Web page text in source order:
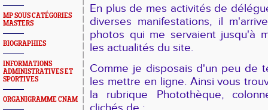
MP SOUS CATÉGORIES
MASTERS
BIOGRAPHIES
INFORMATIONS
ADMINISTRATIVES ET
SPORTIVES
ORGANIGRAMME CNAM
En plus de mes activités de
diverses manifestations, il
photos qui me servaient jusqu'à
les actualités du site.
Comme je disposais d'un peu de
les mettre en ligne. Ainsi vous
la rubrique Photothèque,